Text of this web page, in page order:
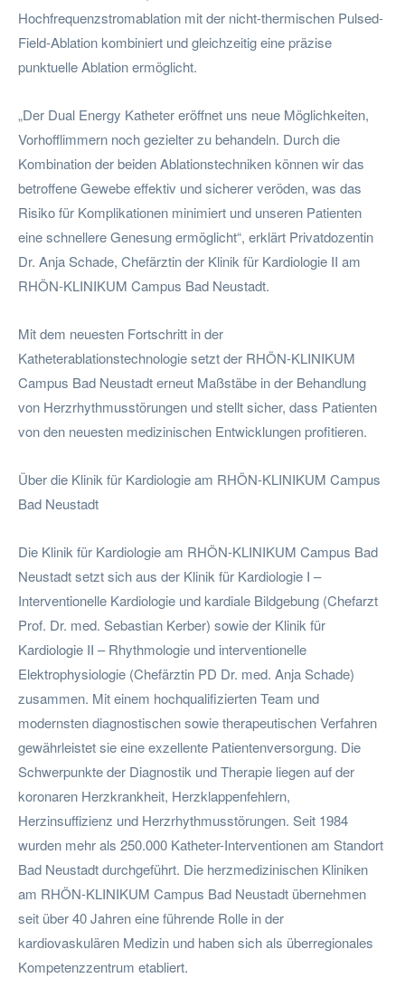
Hochfrequenzstromablation mit der nicht-thermischen Pulsed-
Field-Ablation kombiniert und gleichzeitig eine präzise
punktuelle Ablation ermöglicht.
„Der Dual Energy Katheter eröffnet uns neue Möglichkeiten,
Vorhofflimmern noch gezielter zu behandeln. Durch die
Kombination der beiden Ablationstechniken können wir das
betroffene Gewebe effektiv und sicherer veröden, was das
Risiko für Komplikationen minimiert und unseren Patienten
eine schnellere Genesung ermöglicht“, erklärt Privatdozentin
Dr. Anja Schade, Chefärztin der Klinik für Kardiologie II am
RHÖN-KLINIKUM Campus Bad Neustadt.
Mit dem neuesten Fortschritt in der
Katheterablationstechnologie setzt der RHÖN-KLINIKUM
Campus Bad Neustadt erneut Maßstäbe in der Behandlung
von Herzrhythmusstörungen und stellt sicher, dass Patienten
von den neuesten medizinischen Entwicklungen profitieren.
Über die Klinik für Kardiologie am RHÖN-KLINIKUM Campus
Bad Neustadt
Die Klinik für Kardiologie am RHÖN-KLINIKUM Campus Bad
Neustadt setzt sich aus der Klinik für Kardiologie I –
Interventionelle Kardiologie und kardiale Bildgebung (Chefarzt
Prof. Dr. med. Sebastian Kerber) sowie der Klinik für
Kardiologie II – Rhythmologie und interventionelle
Elektrophysiologie (Chefärztin PD Dr. med. Anja Schade)
zusammen. Mit einem hochqualifizierten Team und
modernsten diagnostischen sowie therapeutischen Verfahren
gewährleistet sie eine exzellente Patientenversorgung. Die
Schwerpunkte der Diagnostik und Therapie liegen auf der
koronaren Herzkrankheit, Herzklappenfehlern,
Herzinsuffizienz und Herzrhythmusstörungen. Seit 1984
wurden mehr als 250.000 Katheter-Interventionen am Standort
Bad Neustadt durchgeführt. Die herzmedizinischen Kliniken
am RHÖN-KLINIKUM Campus Bad Neustadt übernehmen
seit über 40 Jahren eine führende Rolle in der
kardiovaskulären Medizin und haben sich als überregionales
Kompetenzzentrum etabliert.